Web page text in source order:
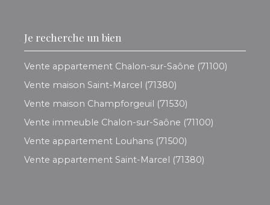
Je recherche un bien
Vente appartement Chalon-sur-Saône (71100)
Vente maison Saint-Marcel (71380)
Vente maison Champforgeuil (71530)
Vente immeuble Chalon-sur-Saône (71100)
Vente appartement Louhans (71500)
Vente appartement Saint-Marcel (71380)